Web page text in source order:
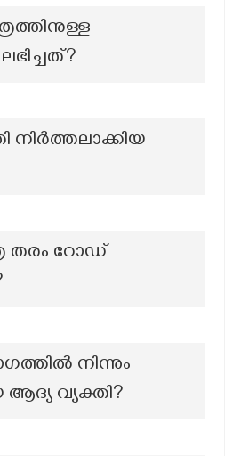
നിര്‍ത്തലാക്കിയ
തരം റോഡ്
നിന്നും
ആദ്യ വ്യക്തി?